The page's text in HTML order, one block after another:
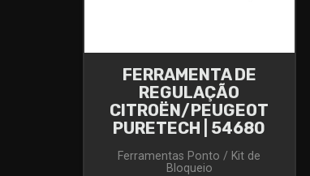
FERRAMENTA DE
REGULAÇÃO
CITROËN/PEUGEOT
PURETECH | 54680
Ferramentas Ponto / Kit de
Bloqueio